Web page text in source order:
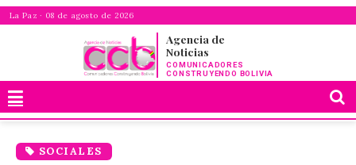
La Paz · 08 de agosto de 2026
Agencia de
Noticias
COMUNICADORES
CONSTRUYENDO BOLIVIA
SOCIALES